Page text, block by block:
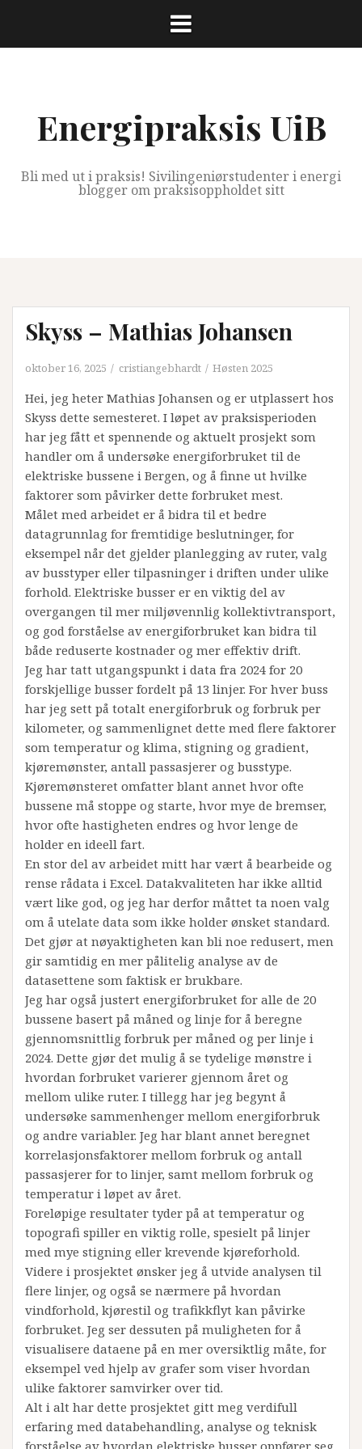
content
Energipraksis UiB
Bli med ut i praksis! Sivilingeniørstudenter i energi
blogger om praksisoppholdet sitt
Skyss – Mathias Johansen
oktober 16, 2025 cristiangebhardt Høsten 2025
Hei, jeg heter Mathias Johansen og er utplassert hos
Skyss dette semesteret. I løpet av praksisperioden
har jeg fått et spennende og aktuelt prosjekt som
handler om å undersøke energiforbruket til de
elektriske bussene i Bergen, og å finne ut hvilke
faktorer som påvirker dette forbruket mest.
Målet med arbeidet er å bidra til et bedre
datagrunnlag for fremtidige beslutninger, for
eksempel når det gjelder planlegging av ruter, valg
av busstyper eller tilpasninger i driften under ulike
forhold. Elektriske busser er en viktig del av
overgangen til mer miljøvennlig kollektivtransport,
og god forståelse av energiforbruket kan bidra til
både reduserte kostnader og mer effektiv drift.
Jeg har tatt utgangspunkt i data fra 2024 for 20
forskjellige busser fordelt på 13 linjer. For hver buss
har jeg sett på totalt energiforbruk og forbruk per
kilometer, og sammenlignet dette med flere faktorer
som temperatur og klima, stigning og gradient,
kjøremønster, antall passasjerer og busstype.
Kjøremønsteret omfatter blant annet hvor ofte
bussene må stoppe og starte, hvor mye de bremser,
hvor ofte hastigheten endres og hvor lenge de
holder en ideell fart.
En stor del av arbeidet mitt har vært å bearbeide og
rense rådata i Excel. Datakvaliteten har ikke alltid
vært like god, og jeg har derfor måttet ta noen valg
om å utelate data som ikke holder ønsket standard.
Det gjør at nøyaktigheten kan bli noe redusert, men
gir samtidig en mer pålitelig analyse av de
datasettene som faktisk er brukbare.
Jeg har også justert energiforbruket for alle de 20
bussene basert på måned og linje for å beregne
gjennomsnittlig forbruk per måned og per linje i
2024. Dette gjør det mulig å se tydelige mønstre i
hvordan forbruket varierer gjennom året og
mellom ulike ruter. I tillegg har jeg begynt å
undersøke sammenhenger mellom energiforbruk
og andre variabler. Jeg har blant annet beregnet
korrelasjonsfaktorer mellom forbruk og antall
passasjerer for to linjer, samt mellom forbruk og
temperatur i løpet av året.
Foreløpige resultater tyder på at temperatur og
topografi spiller en viktig rolle, spesielt på linjer
med mye stigning eller krevende kjøreforhold.
Videre i prosjektet ønsker jeg å utvide analysen til
flere linjer, og også se nærmere på hvordan
vindforhold, kjørestil og trafikkflyt kan påvirke
forbruket. Jeg ser dessuten på muligheten for å
visualisere dataene på en mer oversiktlig måte, for
eksempel ved hjelp av grafer som viser hvordan
ulike faktorer samvirker over tid.
Alt i alt har dette prosjektet gitt meg verdifull
erfaring med databehandling, analyse og teknisk
forståelse av hvordan elektriske busser oppfører seg